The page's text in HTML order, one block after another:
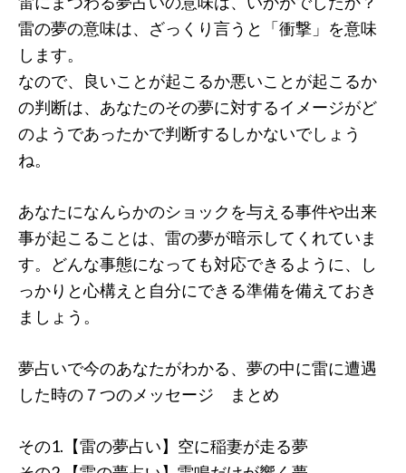
雷の夢の意味は、ざっくり言うと「衝撃」を意味
します。
なので、良いことが起こるか悪いことが起こるか
の判断は、あなたのその夢に対するイメージがど
のようであったかで判断するしかないでしょう
ね。
あなたになんらかのショックを与える事件や出来
事が起こることは、雷の夢が暗示してくれていま
す。どんな事態になっても対応できるように、し
っかりと心構えと自分にできる準備を備えておき
ましょう。
夢占いで今のあなたがわかる、夢の中に雷に遭遇
した時の７つのメッセージ まとめ
その1.【雷の夢占い】空に稲妻が走る夢